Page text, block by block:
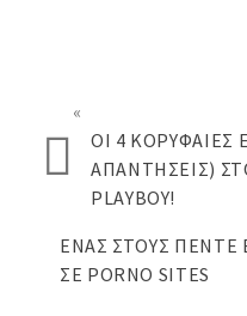
«
ΟΙ 4 ΚΟΡΥΦΑΊΕΣ
ΑΠΑΝΤΉΣΕΙΣ)
PLAYBOY!
ΈΝΑΣ ΣΤΟΥΣ ΠΈΝΤΕ
ΣΕ PORNO SITES